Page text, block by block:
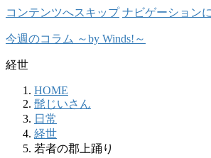
コンテンツへスキップ ナビゲーション
今週のコラム ～by Winds!～
経世
HOME
髭じいさん
日常
経世
若者の郡上踊り